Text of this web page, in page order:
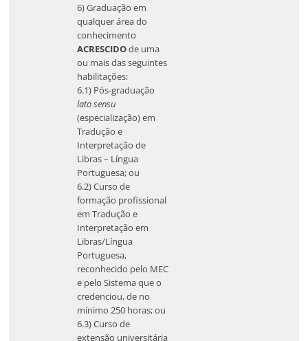
6) Graduação em
qualquer área do
conhecimento
ACRESCIDOde uma
ou mais das seguintes
habilitações:
6.1) Pós-graduação
lato sensu
(especialização) em
Tradução e
Interpretação de
Libras – Língua
Portuguesa; ou
6.2) Curso de
formação profissional
em Tradução e
Interpretação em
Libras/Língua
Portuguesa,
reconhecido pelo MEC
e pelo Sistema que o
credenciou, de no
mínimo 250 horas; ou
6.3) Curso de
extensão universitária